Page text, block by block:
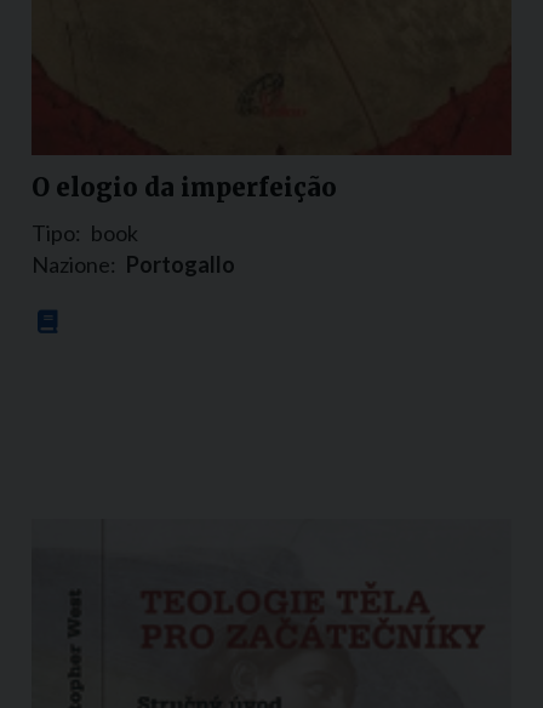
O elogio da imperfeição
Tipo: book
Nazione: Portogallo